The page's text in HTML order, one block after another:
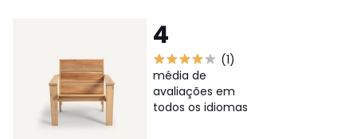
4
(1)
média de
avaliações em
todos os idiomas